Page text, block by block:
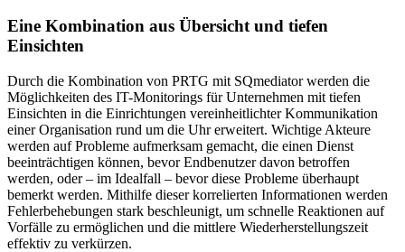
Eine Kombination aus Übersicht und tiefen
Einsichten
Durch die Kombination von PRTG mit SQmediator werden die
Möglichkeiten des IT-Monitorings für Unternehmen mit tiefen
Einsichten in die Einrichtungen vereinheitlichter Kommunikation
einer Organisation rund um die Uhr erweitert. Wichtige Akteure
werden auf Probleme aufmerksam gemacht, die einen Dienst
beeinträchtigen können, bevor Endbenutzer davon betroffen
werden, oder – im Idealfall – bevor diese Probleme überhaupt
bemerkt werden. Mithilfe dieser korrelierten Informationen werden
Fehlerbehebungen stark beschleunigt, um schnelle Reaktionen auf
Vorfälle zu ermöglichen und die mittlere Wiederherstellungszeit
effektiv zu verkürzen.